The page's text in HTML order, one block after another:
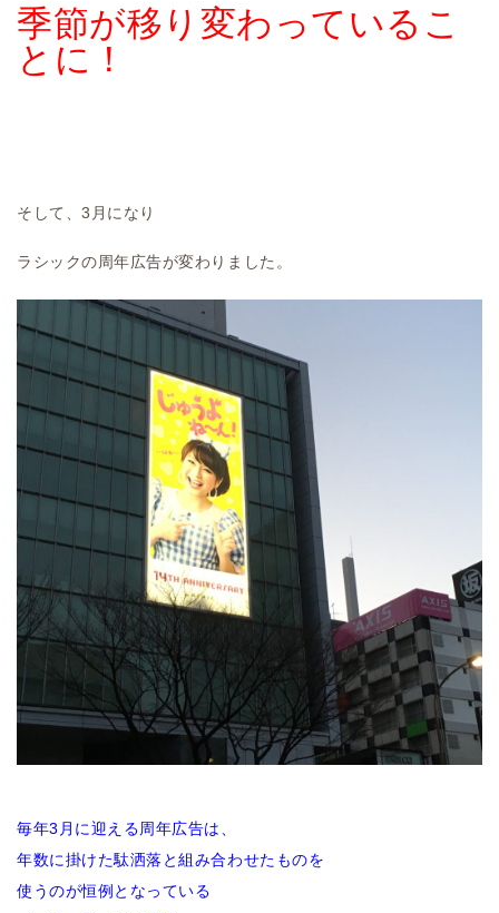
季節が移り変わっているこ
とに！
そして、3月になり
ラシックの周年広告が変わりました。
毎年3月に迎える周年広告は、
年数に掛けた駄洒落と組み合わせたものを
使うのが恒例となっている